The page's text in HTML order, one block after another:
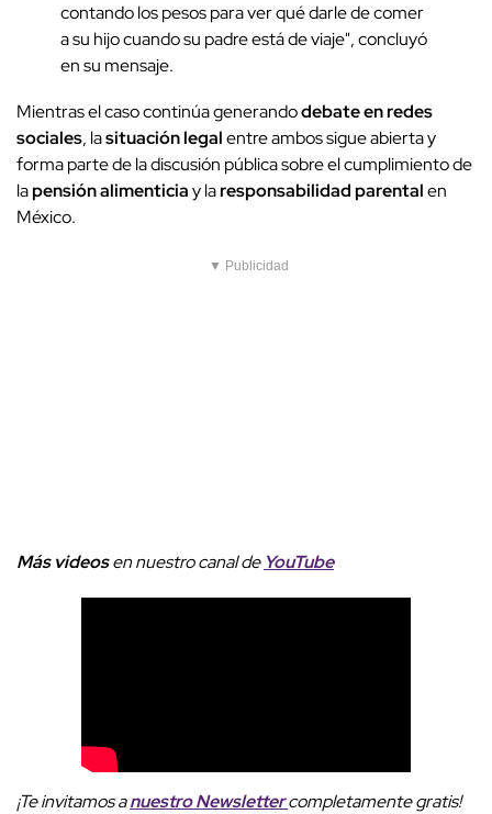
contando los pesos para ver qué darle de comer
a su hijo cuando su padre está de viaje", concluyó
en su mensaje.
Mientras el caso continúa generandodebate en redes
sociales, lasituación legalentre ambos sigue abierta y
forma parte de la discusión pública sobre el cumplimiento de
lapensión alimenticiay laresponsabilidad parentalen
México.
▼ Publicidad
Más videosen nuestro canal de YouTube
¡Te invitamos anuestroNewslettercompletamente gratis!